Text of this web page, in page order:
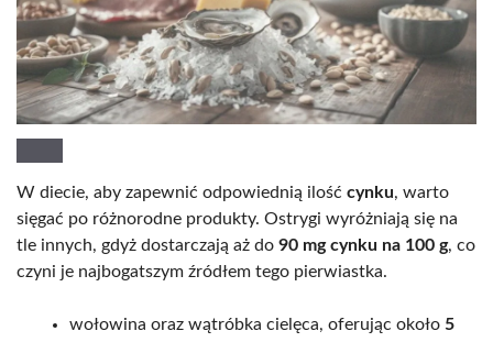
W diecie, aby zapewnić odpowiednią ilość cynku, warto
sięgać po różnorodne produkty. Ostrygi wyróżniają się na
tle innych, gdyż dostarczają aż do 90 mg cynku na 100 g, co
czyni je najbogatszym źródłem tego pierwiastka.
wołowina oraz wątróbka cielęca, oferując około 5